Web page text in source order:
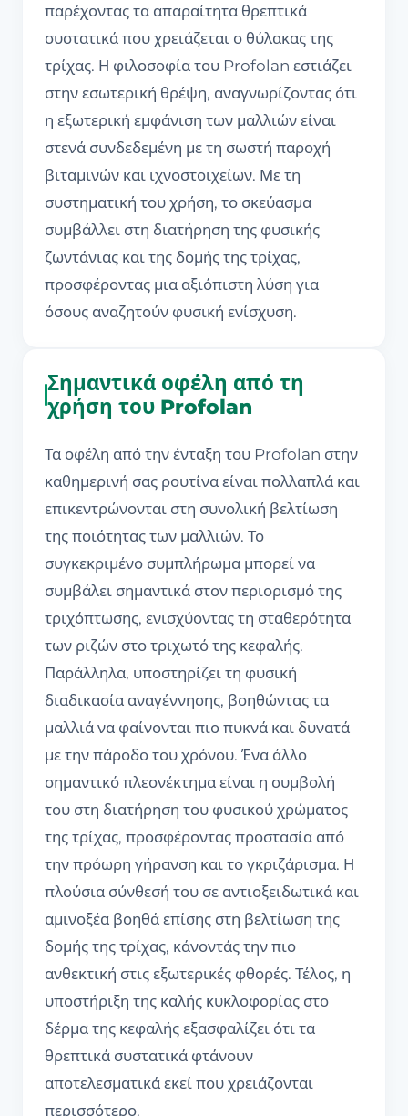
παρέχοντας τα απαραίτητα θρεπτικά
συστατικά που χρειάζεται ο θύλακας της
τρίχας. Η φιλοσοφία του Profolan εστιάζει
στην εσωτερική θρέψη, αναγνωρίζοντας ότι
η εξωτερική εμφάνιση των μαλλιών είναι
στενά συνδεδεμένη με τη σωστή παροχή
βιταμινών και ιχνοστοιχείων. Με τη
συστηματική του χρήση, το σκεύασμα
συμβάλλει στη διατήρηση της φυσικής
ζωντάνιας και της δομής της τρίχας,
προσφέροντας μια αξιόπιστη λύση για
όσους αναζητούν φυσική ενίσχυση.
Σημαντικά οφέλη από τη
χρήση του Profolan
Τα οφέλη από την ένταξη του Profolan στην
καθημερινή σας ρουτίνα είναι πολλαπλά και
επικεντρώνονται στη συνολική βελτίωση
της ποιότητας των μαλλιών. Το
συγκεκριμένο συμπλήρωμα μπορεί να
συμβάλει σημαντικά στον περιορισμό της
τριχόπτωσης, ενισχύοντας τη σταθερότητα
των ριζών στο τριχωτό της κεφαλής.
Παράλληλα, υποστηρίζει τη φυσική
διαδικασία αναγέννησης, βοηθώντας τα
μαλλιά να φαίνονται πιο πυκνά και δυνατά
με την πάροδο του χρόνου. Ένα άλλο
σημαντικό πλεονέκτημα είναι η συμβολή
του στη διατήρηση του φυσικού χρώματος
της τρίχας, προσφέροντας προστασία από
την πρόωρη γήρανση και το γκριζάρισμα. Η
πλούσια σύνθεσή του σε αντιοξειδωτικά και
αμινοξέα βοηθά επίσης στη βελτίωση της
δομής της τρίχας, κάνοντάς την πιο
ανθεκτική στις εξωτερικές φθορές. Τέλος, η
υποστήριξη της καλής κυκλοφορίας στο
δέρμα της κεφαλής εξασφαλίζει ότι τα
θρεπτικά συστατικά φτάνουν
αποτελεσματικά εκεί που χρειάζονται
περισσότερο.